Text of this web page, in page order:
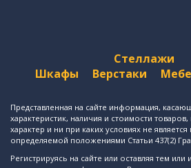
Стеллажи
Шкафы
Верстаки
Представленная на сайте информация,
характеристик, наличия и стоимости
характер и ни при каких условиях не
определяемой положениями Статьи 437(2)
Регистрируясь на сайте или оставляя тем